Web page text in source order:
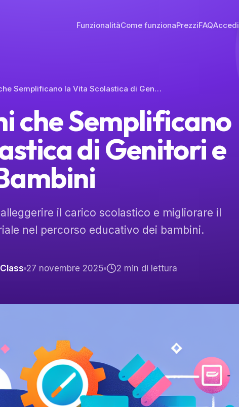
FunzionalitàCome funzionaPrezziFAQAccedi
Automazioni che Semplificano la Vita Scolastica di Genitori e Bambini
che Semplificano
di Genitori e
il carico scolastico e migliorare il
nel percorso educativo dei bambini.
27 novembre 2025 2 min di lettura